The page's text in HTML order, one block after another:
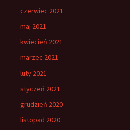
czerwiec 2021
maj 2021
kwiecień 2021
marzec 2021
luty 2021
styczeń 2021
grudzień 2020
listopad 2020